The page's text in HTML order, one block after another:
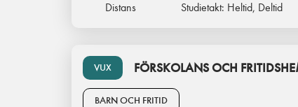
Distans
Studietakt: Heltid, Deltid
VUX FÖRSKOLANS OCH
BARN OCH FRITID